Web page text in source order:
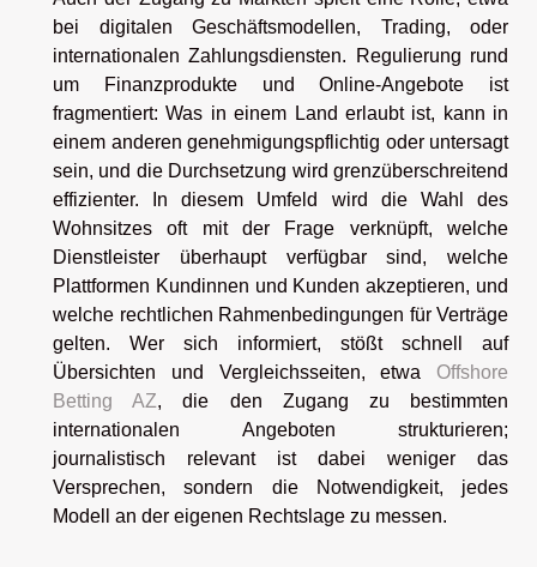
bei digitalen Geschäftsmodellen, Trading, oder
internationalen Zahlungsdiensten. Regulierung rund
um Finanzprodukte und Online-Angebote ist
fragmentiert: Was in einem Land erlaubt ist, kann in
einem anderen genehmigungspflichtig oder untersagt
sein, und die Durchsetzung wird grenzüberschreitend
effizienter. In diesem Umfeld wird die Wahl des
Wohnsitzes oft mit der Frage verknüpft, welche
Dienstleister überhaupt verfügbar sind, welche
Plattformen Kundinnen und Kunden akzeptieren, und
welche rechtlichen Rahmenbedingungen für Verträge
gelten. Wer sich informiert, stößt schnell auf
Übersichten und Vergleichsseiten, etwa Offshore
Betting AZ, die den Zugang zu bestimmten
internationalen Angeboten strukturieren;
journalistisch relevant ist dabei weniger das
Versprechen, sondern die Notwendigkeit, jedes
Modell an der eigenen Rechtslage zu messen.